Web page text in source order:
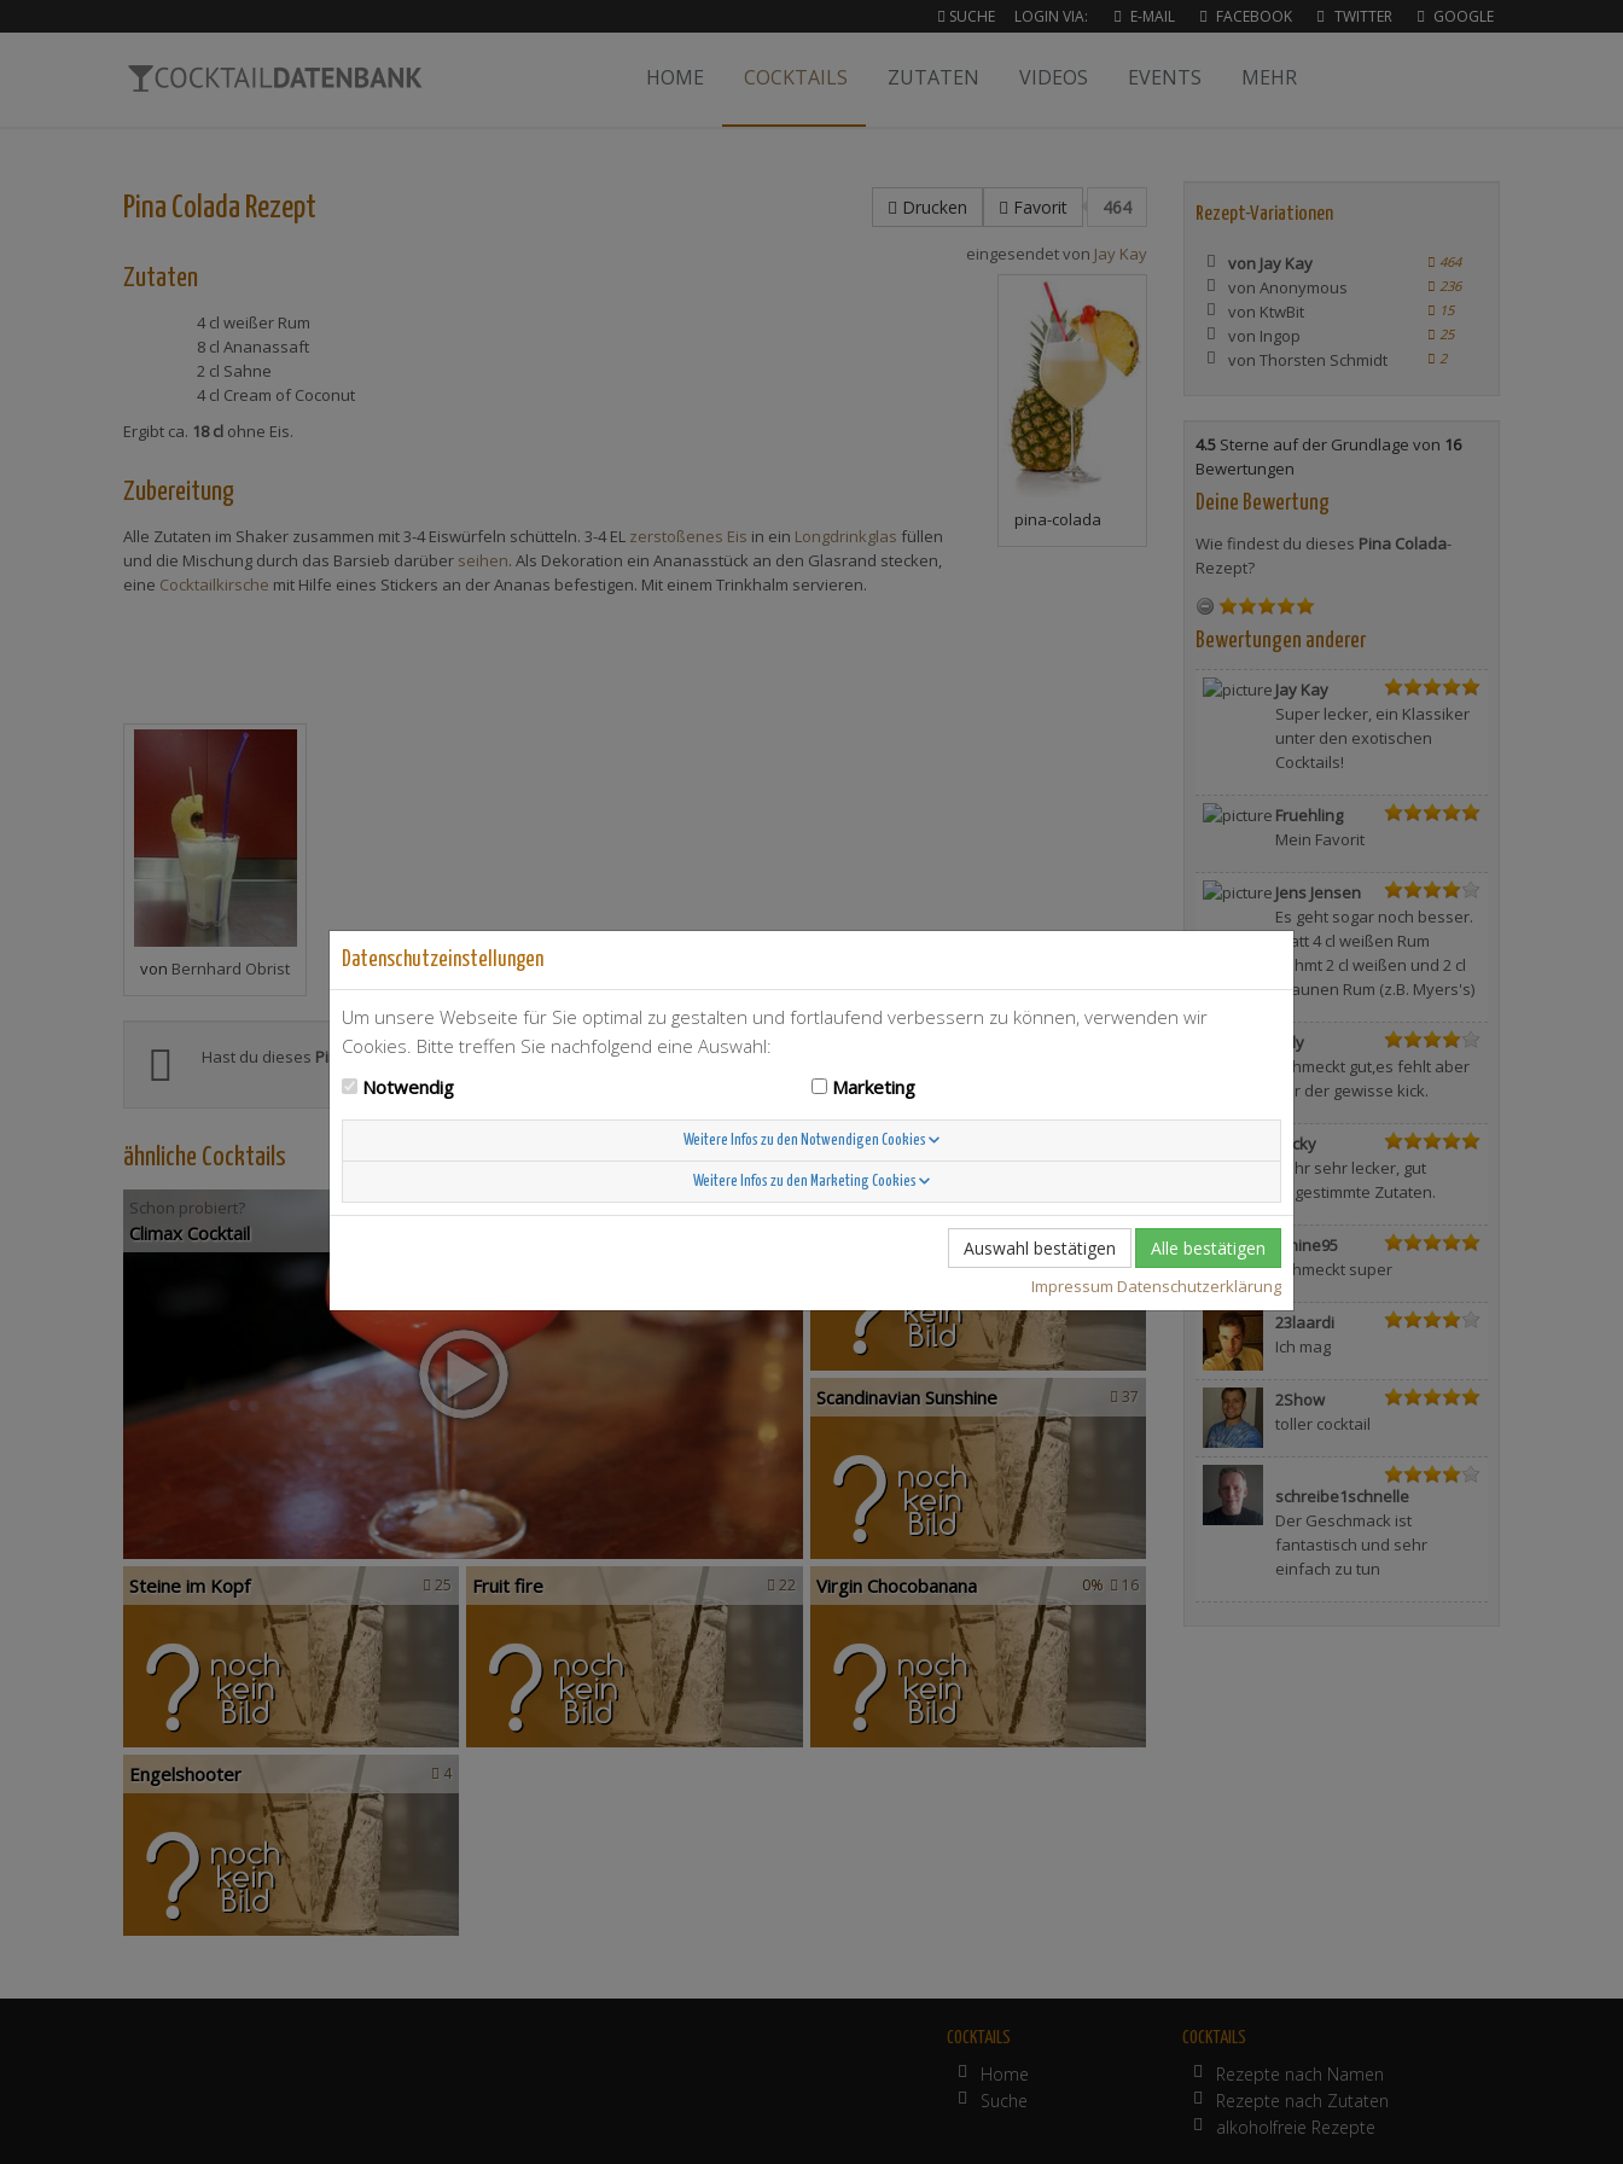
SUCHE LOGIN VIA: E-MAIL FACEBOOK TWITTER GOOGLE
HOME COCKTAILS ZUTATEN VIDEOS EVENTS MEHR
Drucken Favorit 464
Pina Colada Rezept
eingesendet von Jay Kay
pina-colada
Zutaten
4 cl weißer Rum
8 cl Ananassaft
2 cl Sahne
4 cl Cream of Coconut
Ergibt ca. 18 cl ohne Eis.
Zubereitung
Alle Zutaten im Shaker zusammen mit 3-4 Eiswürfeln schütteln. 3-4 EL zerstoßenes Eis in ein Longdrinkglas füllen
und die Mischung durch das Barsieb darüber seihen. Als Dekoration ein Ananasstück an den Glasrand stecken,
eine Cocktailkirsche mit Hilfe eines Stickers an der Ananas befestigen. Mit einem Trinkhalm servieren.
von Bernhard Obrist
Hast du dieses Pina Colada-Rezept auch zubereitet? Lade ein Foto hoch und zeige uns deinen Cocktail!
ähnliche Cocktails
16
Schon probiert?
Climax Cocktail
4
T-Berry
37
Scandinavian Sunshine
25
Steine im Kopf 22
Fruit fire 16
0%
Virgin Chocobanana
4
Engelshooter
Rezept-Variationen
von Jay Kay 464
von Anonymous 236
von KtwBit 15
von Ingop 25
von Thorsten Schmidt 2
4.5Sterne auf der Grundlage von 16
Bewertungen
Deine Bewertung
Wie findest du dieses Pina Colada-
Rezept?
Bewertungen anderer
Jay Kay
Super lecker, ein Klassiker
unter den exotischen
Cocktails!
Fruehling
Mein Favorit
Jens Jensen
Es geht sogar noch besser.
Statt 4 cl weißen Rum
nehmt 2 cl weißen und 2 cl
braunen Rum (z.B. Myers's)
billy
Schmeckt gut,es fehlt aber
nur der gewisse kick.
Micky
Sehr sehr lecker, gut
abgestimmte Zutaten.
Janine95
Schmeckt super
23laardi
Ich mag
2Show
toller cocktail
schreibe1schnelle
Der Geschmack ist
fantastisch und sehr
einfach zu tun
COCKTAILS
Home
Suche
COCKTAILS
Rezepte nach Namen
Rezepte nach Zutaten
alkoholfreie Rezepte
Datenschutzeinstellungen
Um unsere Webseite für Sie optimal zu gestalten und fortlaufend verbessern zu können, verwenden wir
Cookies. Bitte treffen Sie nachfolgend eine Auswahl:
Notwendig
Marketing
Weitere Infos zu den Notwendigen Cookies
Weitere Infos zu den Marketing Cookies
Auswahl bestätigen Alle bestätigen
Impressum Datenschutzerklärung